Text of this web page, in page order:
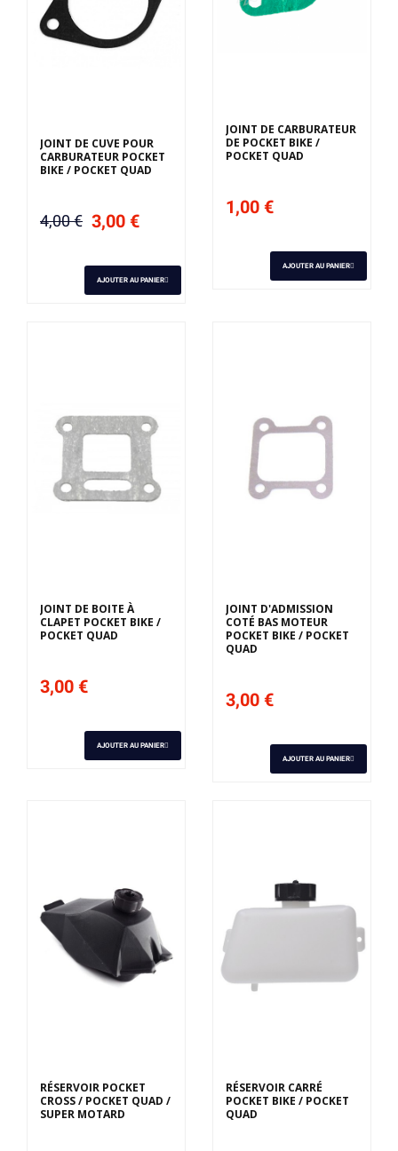
JOINT DE CUVE POUR
CARBURATEUR POCKET
BIKE / POCKET QUAD
4,00 € 3,00 €
AJOUTER AU PANIER
JOINT DE CARBURATEUR
DE POCKET BIKE /
POCKET QUAD
1,00 €
AJOUTER AU PANIER
JOINT DE BOITE À
CLAPET POCKET BIKE /
POCKET QUAD
3,00 €
AJOUTER AU PANIER
JOINT D'ADMISSION
COTÉ BAS MOTEUR
POCKET BIKE / POCKET
QUAD
3,00 €
AJOUTER AU PANIER
RÉSERVOIR POCKET
CROSS / POCKET QUAD /
SUPER MOTARD
RÉSERVOIR CARRÉ
POCKET BIKE / POCKET
QUAD